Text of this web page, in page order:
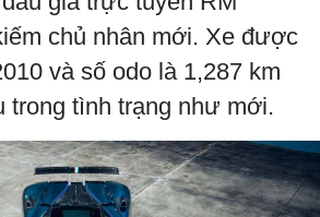
chủ nhân mới. Xe được
và số odo là 1,287 km
trong tình trạng như mới.